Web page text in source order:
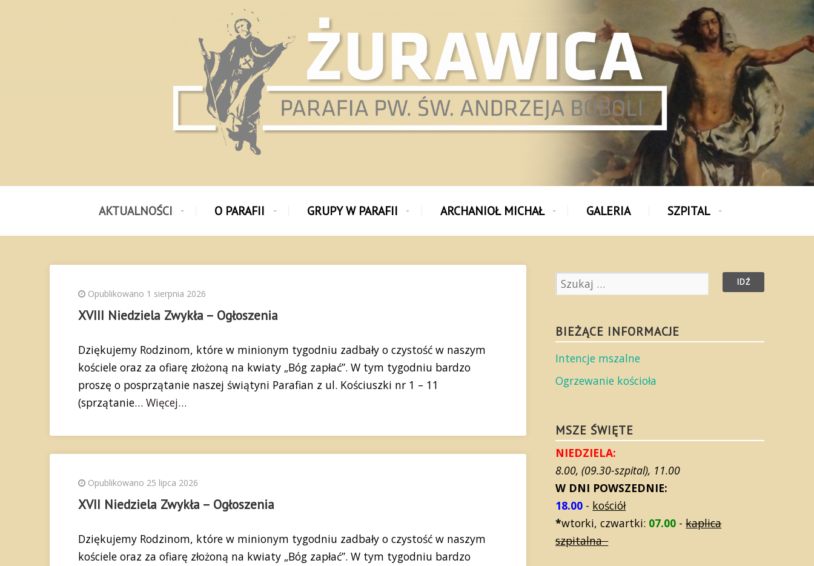
AKTUALNOŚCI O PARAFII GRUPY W PARAFII ARCHANIOŁ MICHAŁ GALERIA SZPITAL
Opublikowano 1 sierpnia 2026
XVIII Niedziela Zwykła – Ogłoszenia
Dziękujemy Rodzinom, które w minionym tygodniu zadbały o czystość w naszym
kościele oraz za ofiarę złożoną na kwiaty „Bóg zapłać”. W tym tygodniu bardzo
proszę o posprzątanie naszej świątyni Parafian z ul. Kościuszki nr 1 – 11
(sprzątanie…Więcej…
Opublikowano 25 lipca 2026
XVII Niedziela Zwykła – Ogłoszenia
Dziękujemy Rodzinom, które w minionym tygodniu zadbały o czystość w naszym
kościele oraz za ofiarę złożoną na kwiaty „Bóg zapłać”. W tym tygodniu bardzo
BIEŻĄCE INFORMACJE
Intencje mszalne
Ogrzewanie kościoła
MSZE ŚWIĘTE
NIEDZIELA:
8.00, (09.30-szpital), 11.00
W DNI POWSZEDNIE:
18.00 - kościół
*wtorki, czwartki: 07.00 -kaplica
szpitalna